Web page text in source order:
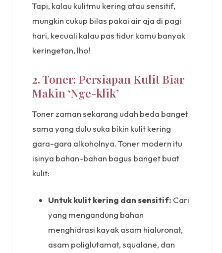
Tapi, kalau kulitmu kering atau sensitif,
mungkin cukup bilas pakai air aja di pagi
hari, kecuali kalau pas tidur kamu banyak
keringetan, lho!
2. Toner: Persiapan Kulit Biar
Makin ‘Nge-klik’
Toner zaman sekarang udah beda banget
sama yang dulu suka bikin kulit kering
gara-gara alkoholnya. Toner modern itu
isinya bahan-bahan bagus banget buat
kulit:
Untuk kulit kering dan sensitif: Cari
yang mengandung bahan
menghidrasi kayak asam hialuronat,
asam poliglutamat, squalane, dan